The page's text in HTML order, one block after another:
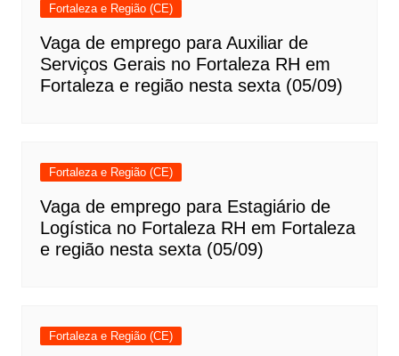
Fortaleza e Região (CE)
Vaga de emprego para Auxiliar de
Serviços Gerais no Fortaleza RH em
Fortaleza e região nesta sexta (05/09)
Fortaleza e Região (CE)
Vaga de emprego para Estagiário de
Logística no Fortaleza RH em Fortaleza
e região nesta sexta (05/09)
Fortaleza e Região (CE)